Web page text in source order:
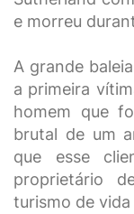
e morreu
A grande
a primeira
homem que
brutal de um
que esse
proprietário
turismo de